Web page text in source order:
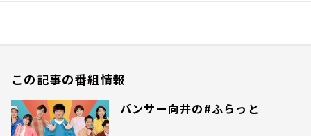
この記事の番組情報
パンサー向井の#ふらっと